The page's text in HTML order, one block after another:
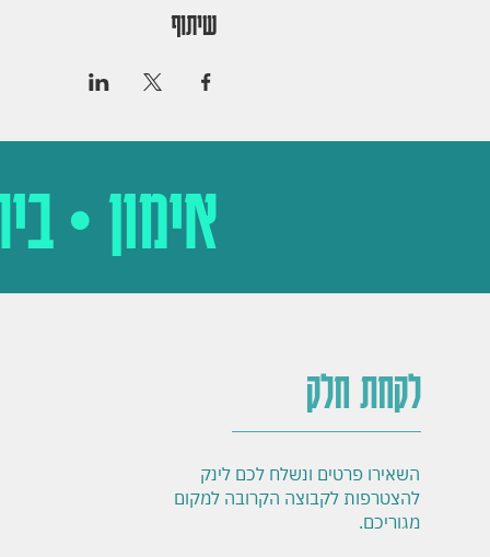
שיתוף
אימון •
לקחת חלק
השאירו פרטים ונשלח לכם לינק
להצטרפות לקבוצה הקרובה למקום
מגוריכם.